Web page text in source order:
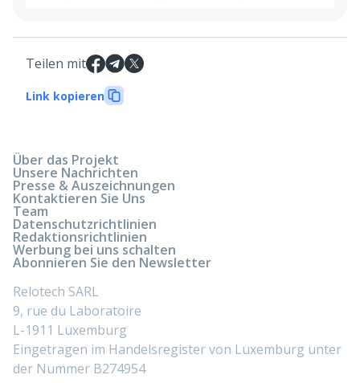
Teilen mit
Link kopieren
Über das Projekt
Unsere Nachrichten
Presse & Auszeichnungen
Kontaktieren Sie Uns
Team
Datenschutzrichtlinien
Redaktionsrichtlinien
Werbung bei uns schalten
Abonnieren Sie den Newsletter
Relotech SARL
9, rue du Laboratoire
L-1911 Luxemburg
Eingetragen im Handelsregister von Luxemburg unter
der Nummer B274954